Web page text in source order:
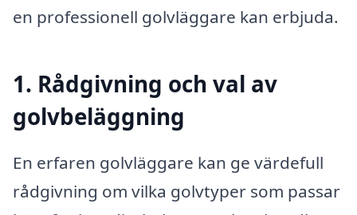
en professionell golvläggare kan erbjuda.
1. Rådgivning och val av
golvbeläggning
En erfaren golvläggare kan ge värdefull
rådgivning om vilka golvtyper som passar